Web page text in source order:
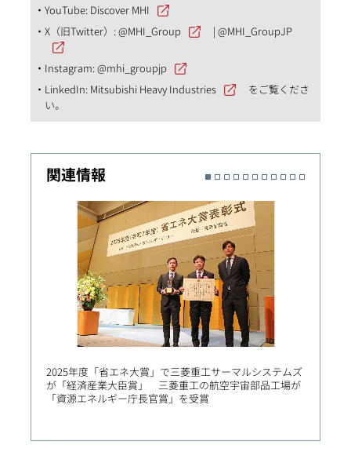
YouTube: Discover MHI
X（旧Twitter）:@MHI_Group |@MHI_GroupJP
Instagram:@mhi_groupjp
LinkedIn: Mitsubishi Heavy Industries
をご覧くださ
い。
関連情報
2025年度「省エネ大賞」で三菱重工サーマルシステムズ
が「経済産業大臣賞」 三菱重工の航空宇宙部品工場が
「資源エネルギー庁長官賞」を受賞